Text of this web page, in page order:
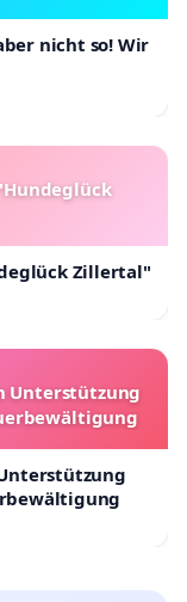
nicht so! Wir
Zillertal"
Unterstützung